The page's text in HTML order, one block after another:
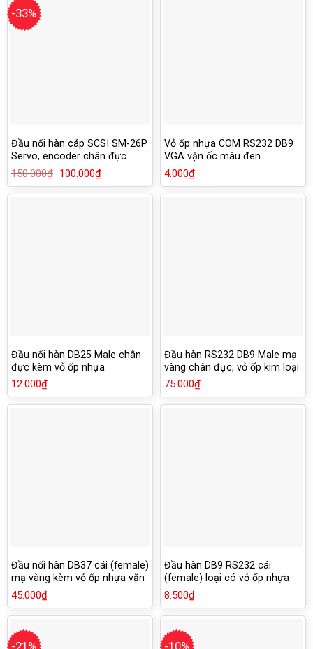
-33%
Đầu nối hàn cáp SCSI SM-26P
Servo, encoder chân đực
150.000₫
Giá
là:
100.000₫Giá
hiện
tại
Vỏ ốp nhựa COM RS232 DB9
VGA vặn ốc màu đen
4.000₫
Đầu nối hàn DB25 Male chân
đực kèm vỏ ốp nhựa
12.000₫
Đầu hàn RS232 DB9 Male mạ
vàng chân đực, vỏ ốp kim loại
chống han rỉ
75.000₫
Đầu nối hàn DB37 cái (female)
mạ vàng kèm vỏ ốp nhựa vặn
ốc vít
45.000₫
Đầu hàn DB9 RS232 cái
(female) loại có vỏ ốp nhựa
vặn ốc
8.500₫
-21% -10%